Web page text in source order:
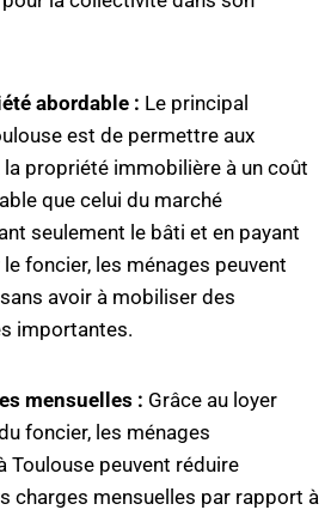
abordable : Le principal
est de permettre aux
la propriété immobilière à un coût
que celui du marché
seulement le bâti et en payant
foncier, les ménages peuvent
avoir à mobiliser des
importantes.
mensuelles : Grâce au loyer
foncier, les ménages
Toulouse peuvent réduire
charges mensuelles par rapport à